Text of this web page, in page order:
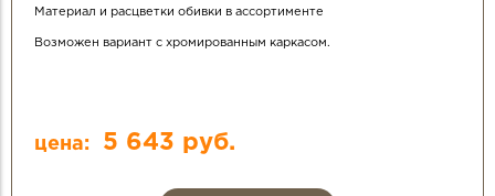
Материал и расцветки обивки в ассортименте
Возможен вариант с хромированным каркасом.
цена: 5 643 руб.